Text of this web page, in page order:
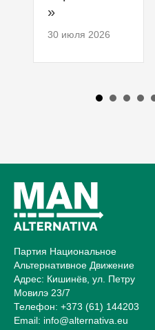
»
30 июля 2026
Партия Национальное
Альтернативное Движение
Адрес: Кишинёв, ул. Петру
Мовилэ 23/7
Телефон: +373 (61) 144203
Email: info@alternativa.eu